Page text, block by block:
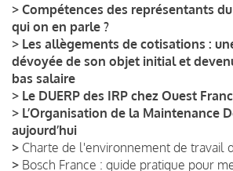
> Compétences des représentants
qui on en parle ?
> Les allègements de cotisations :
dévoyée de son objet initial et
bas salaire
> Le DUERP des IRP chez Ouest
> L’Organisation de la Maintenance
aujourd’hui
> Charte de l'environnement de travail
> Bosch France : guide pratique pour